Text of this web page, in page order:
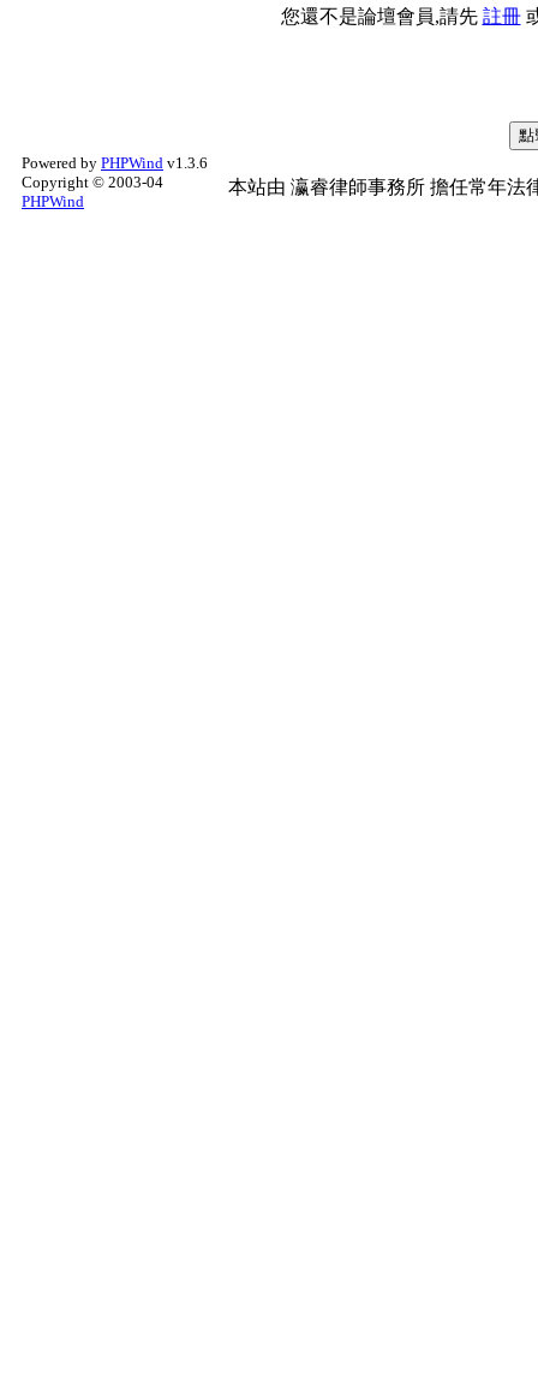
您還不是論壇會員,請先 註冊
Powered by PHPWind v1.3.6
Copyright © 2003-04
PHPWind
本站由 瀛睿律師事務所 擔任常年法